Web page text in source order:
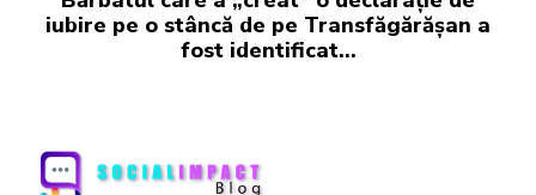
iubire pe o stâncă de pe Transfăgărășan a
fost identificat…